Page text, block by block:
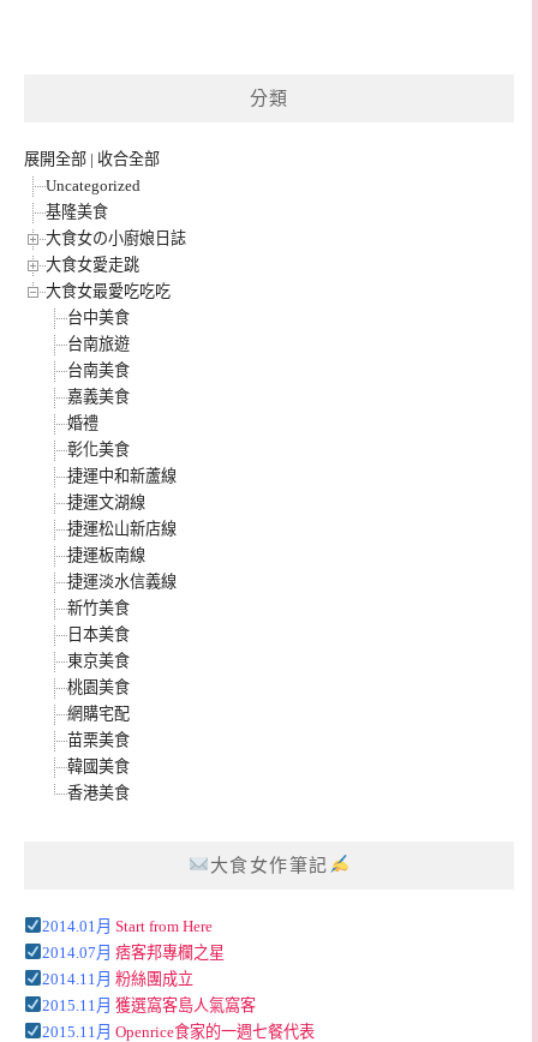
分類
展開全部 | 收合全部
Uncategorized
基隆美食
大食女の小廚娘日誌
大食女愛走跳
大食女最愛吃吃吃
台中美食
台南旅遊
台南美食
嘉義美食
婚禮
彰化美食
捷運中和新蘆線
捷運文湖線
捷運松山新店線
捷運板南線
捷運淡水信義線
新竹美食
日本美食
東京美食
桃園美食
網購宅配
苗栗美食
韓國美食
香港美食
大食女作筆記
2014.01月 Start from Here
2014.07月 痞客邦專欄之星
2014.11月 粉絲團成立
2015.11月 獲選窩客島人氣窩客
2015.11月 Openrice食家的一週七餐代表